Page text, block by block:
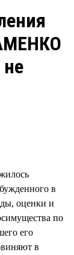
в
оценки и
по
его
в